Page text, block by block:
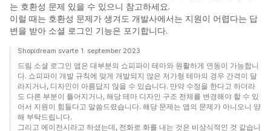
는 호환성 문제 있을 수 있으니 참고하세요.
이럴 때는 호환성 문제가 생겨도 개발사에서는 지원이 어렵다는 답
변을 받아 소셜 로그인 기능은 포기합니다.
Shopidream svarte 1. september 2023
드림 소셜 로그인 앱은 대부분의 쇼피파이 테마와 원활하게 연동이 가능합니
다. 쇼피파이 개발 규칙에 맞게 개발되지 않은 저가형 테마의 경우 간격이 달
라지거나, 디자인이 아름답지 않을 수 있습니다. 만약 수정을 한다고 하더라
도 다른 부분이 틀어지거나, 해당 테마 디자인 구조 전체를 변경해야 할 수 있
어서 지원이 힘들다고 말씀드렸습니다. 해당 문제는 앱의 문제가 아니오니 양
해 부탁드립니다.
그리고 에이전시라고 하셨는데, 전화로 화를 내는 것은 비상식적인 것 같습니